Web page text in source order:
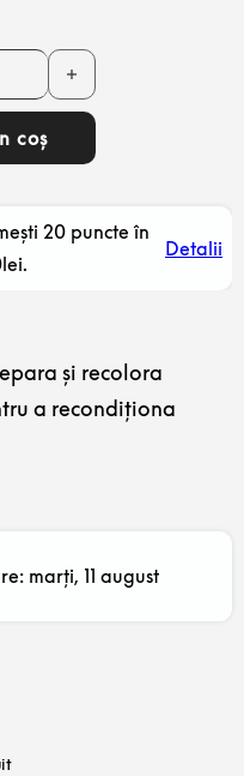
repigmentare
coș
20 puncte în
Detalii
și recolora
a recondiționa
marți, 11 august